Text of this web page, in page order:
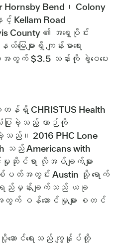
Hornsby Bend၊ Colony
Kellam Road
County ၏ အရှေ့ပိုင်း
မြေများရှိ ကျန်းမာရေး
းအတွက် $3.5 သန်းကို ခွဲဝေပေး
ရှိ CHRISTUS Health
ပြုခဲ့သည့် ယာဉ်ကို
ည်။ 2016 PHC Lone
သည် Americans with
ဆိုင်ရာ လိုအပ်ချက်များ
တ်အတွင်း Austin သို့ ရောက်
ရည်မှန်းချက်သည် ယခု
ဝန်ဆောင်မှုများ စတင်
ပို့ဆောင်ရေးသည် ကျွန်ုပ်တို့